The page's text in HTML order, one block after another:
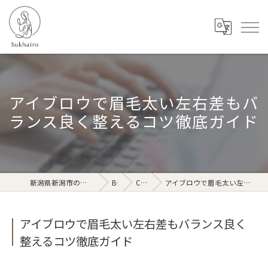
アイブロウで眉毛太い左右差もバ
ランス良く整えるコツ徹底ガイド
新潟県新潟市のリラクゼーションならSukhairo Blog Column アイブロウで眉毛太い左右差もバランス良く整えるコツ徹底ガイド
アイブロウで眉毛太い左右差もバランス良く
整えるコツ徹底ガイド